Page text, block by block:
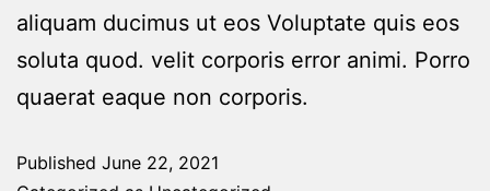
aliquam ducimus ut eos Voluptate quis eos
soluta quod. velit corporis error animi. Porro
quaerat eaque non corporis.
Published June 22, 2021